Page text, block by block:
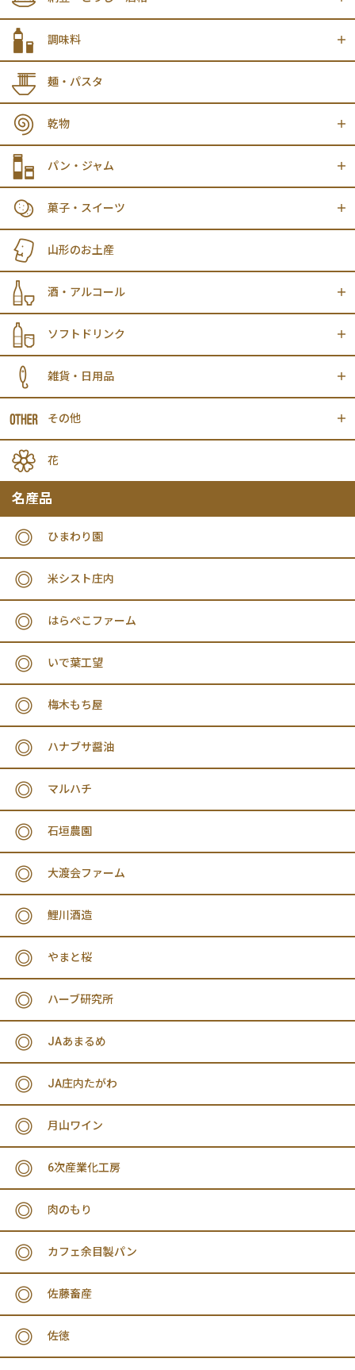
調味料
麺・パスタ
乾物
パン・ジャム
菓子・スイーツ
山形のお土産
酒・アルコール
ソフトドリンク
雑貨・日用品
その他
花
名産品
ひまわり園
米シスト庄内
はらぺこファーム
いで葉工望
梅木もち屋
ハナブサ醤油
マルハチ
石垣農園
大渡会ファーム
鯉川酒造
やまと桜
ハーブ研究所
JAあまるめ
JA庄内たがわ
月山ワイン
6次産業化工房
肉のもり
カフェ余目製パン
佐藤畜産
佐徳